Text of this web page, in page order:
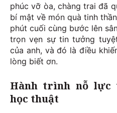
phúc vỡ òa, chàng trai đã
bí mật về món quà tinh
phút cuối cùng bước lên
trọn vẹn sự tin tưởng
của anh, và đó là điều
lòng biết ơn.
Hành trình nỗ lực
học thuật